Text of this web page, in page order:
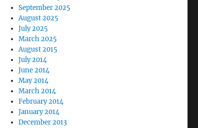
September 2025
August 2025
July 2025
March 2025
August 2015
July 2014
June 2014
May 2014
March 2014
February 2014
January 2014
December 2013